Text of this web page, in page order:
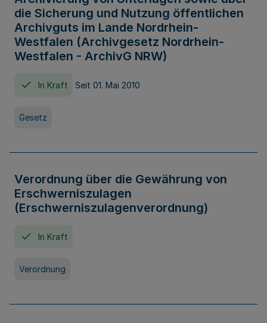
die Sicherung und Nutzung öffentlichen
Archivguts im Lande Nordrhein-
Westfalen (Archivgesetz Nordrhein-
Westfalen - ArchivG NRW)
In Kraft Seit 01. Mai 2010
Gesetz
Verordnung über die Gewährung von
Erschwerniszulagen
(Erschwerniszulagenverordnung)
In Kraft
Verordnung